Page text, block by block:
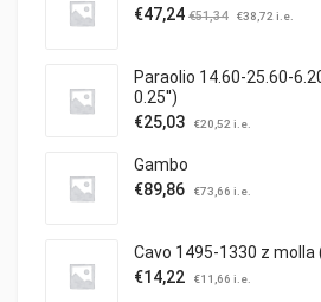
€47,24 €51,34 €38,72 i.e.
Paraolio 14.60-25.60-
0.25'')
€25,03 €20,52 i.e.
Gambo
€89,86 €73,66 i.e.
Cavo 1495-1330 z
€14,22 €11,66 i.e.